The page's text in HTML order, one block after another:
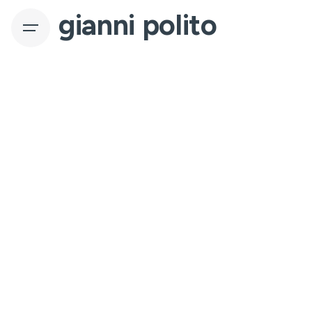
gianni polito